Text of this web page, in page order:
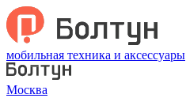
мобильная техника и аксессуары
Москва